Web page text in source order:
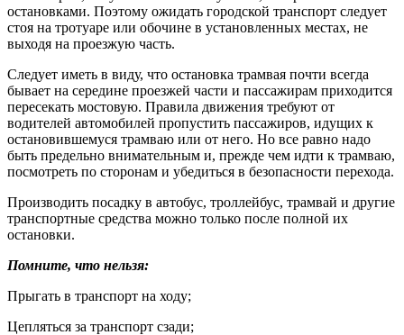
остановками. Поэтому ожидать городской транспорт следует
стоя на тротуаре или обочине в установленных местах, не
выходя на проезжую часть.
Следует иметь в виду, что остановка трамвая почти всегда
бывает на середине проезжей части и пассажирам приходится
пересекать мостовую. Правила движения требуют от
водителей автомобилей пропустить пассажиров, идущих к
остановившемуся трамваю или от него. Но все равно надо
быть предельно внимательным и, прежде чем идти к трамваю,
посмотреть по сторонам и убедиться в безопасности перехода.
Производить посадку в автобус, троллейбус, трамвай и другие
транспортные средства можно только после полной их
остановки.
Помните, что нельзя:
Прыгать в транспорт на ходу;
Цепляться за транспорт сзади;